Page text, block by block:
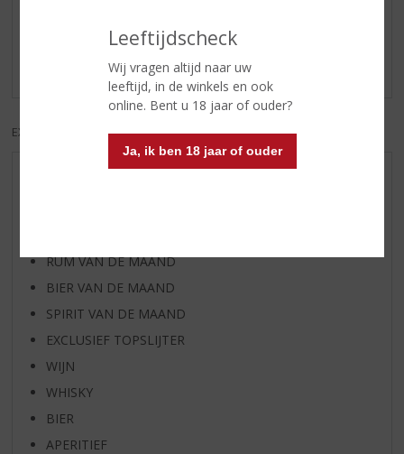
Leeftijdscheck
Wij vragen altijd naar uw
leeftijd, in de winkels en ook
online. Bent u 18 jaar of ouder?
Ja, ik ben 18 jaar of ouder
Schrijf een review
Er zijn nog geen reviews geplaatst voor dit product
EXCL. BTW INCL. BTW
RUM VAN DE MAAND
BIER VAN DE MAAND
SPIRIT VAN DE MAAND
EXCLUSIEF TOPSLIJTER
WIJN
WHISKY
BIER
APERITIEF